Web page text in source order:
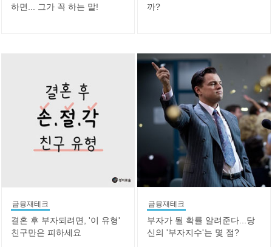
하면... 그가 꼭 하는 말!
까?
금융재테크
결혼 후 부자되려면, '이 유형'
친구만은 피하세요
금융재테크
부자가 될 확률 알려준다...당
신의 '부자지수'는 몇 점?